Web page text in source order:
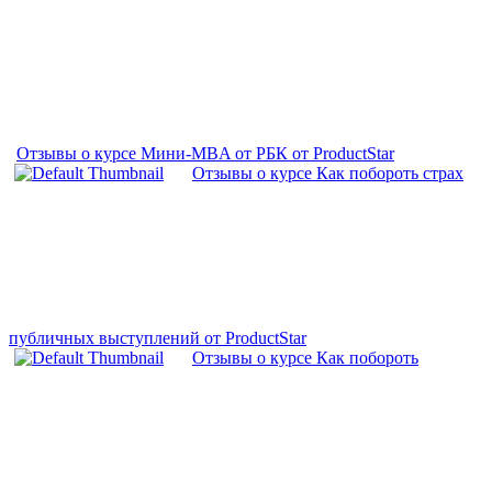
Отзывы о курсе Мини-MBA от РБК от ProductStar
Отзывы о курсе Как побороть страх
публичных выступлений от ProductStar
Отзывы о курсе Как побороть